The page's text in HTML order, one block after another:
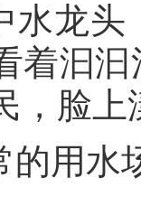
水龙头
着汩
，脸
的用水